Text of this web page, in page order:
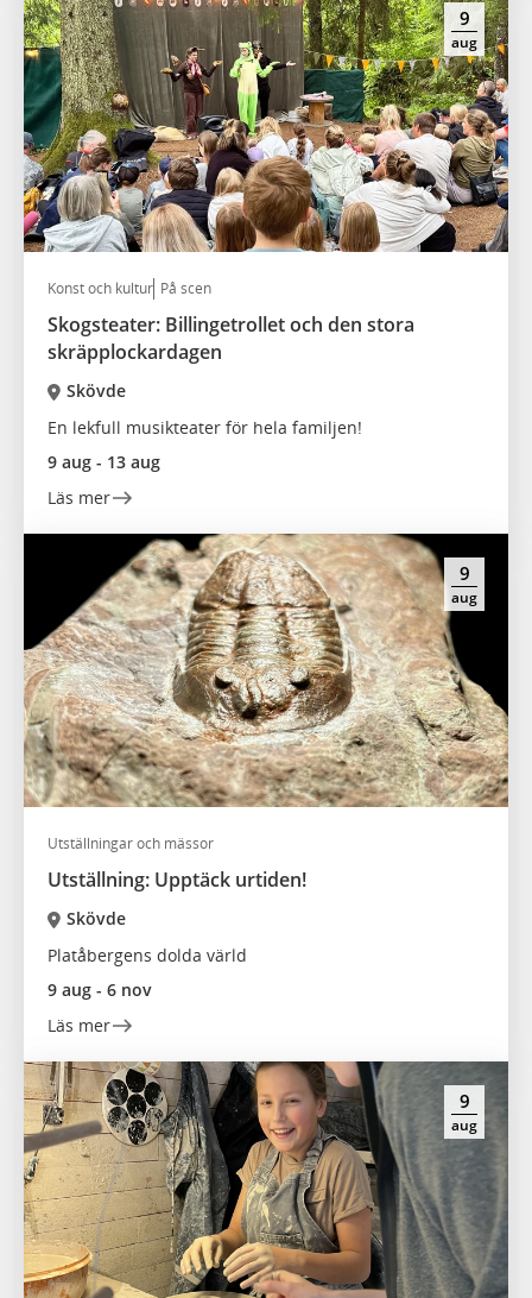
9
aug
Konst och kultur På scen
Skogsteater: Billingetrollet och den stora
skräpplockardagen
Skövde
En lekfull musikteater för hela familjen!
9 aug - 13 aug
Läs mer
9
aug
Utställningar och mässor
Utställning: Upptäck urtiden!
Skövde
Platåbergens dolda värld
9 aug - 6 nov
Läs mer
9
aug